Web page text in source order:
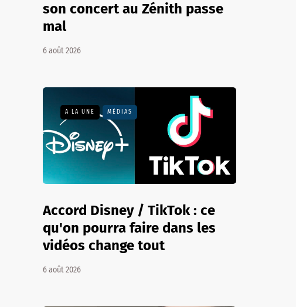
son concert au Zénith passe
mal
6 août 2026
A LA UNE MÉDIAS
Accord Disney / TikTok : ce
qu'on pourra faire dans les
vidéos change tout
6 août 2026